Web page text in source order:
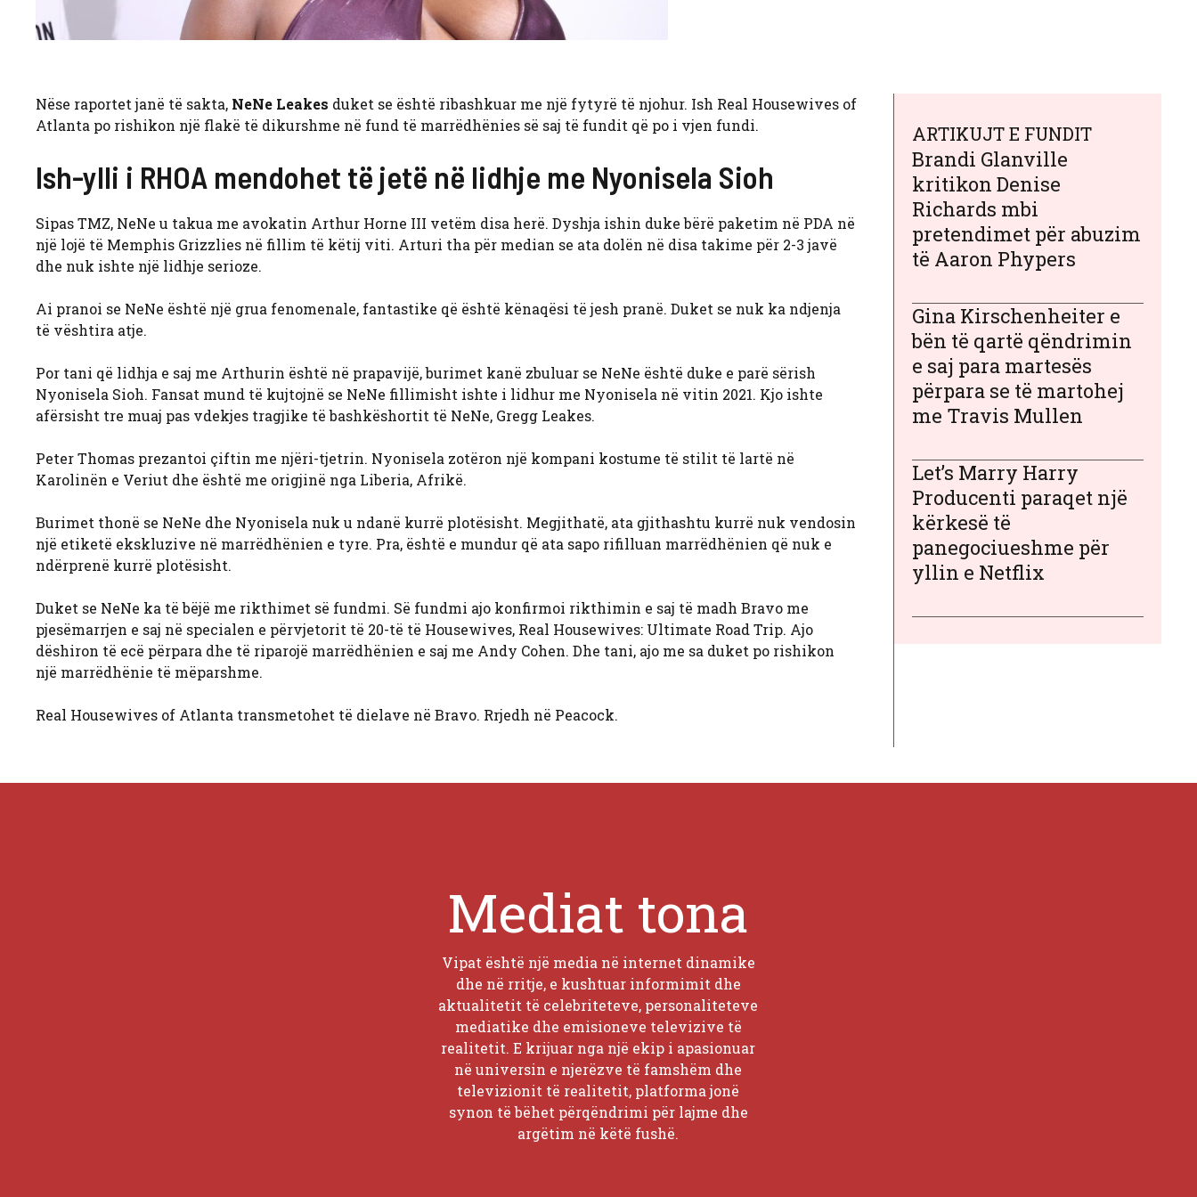
Nëse raportet janë të sakta, NeNe Leakes duket se është ribashkuar me një fytyrë të njohur. Ish Real Housewives of
Atlanta po rishikon një flakë të dikurshme në fund të marrëdhënies së saj të fundit që po i vjen fundi.
Ish-ylli i RHOA mendohet të jetë në lidhje me Nyonisela Sioh
Sipas TMZ, NeNe u takua me avokatin Arthur Horne III vetëm disa herë. Dyshja ishin duke bërë paketim në PDA në
një lojë të Memphis Grizzlies në fillim të këtij viti. Arturi tha për median se ata dolën në disa takime për 2-3 javë
dhe nuk ishte një lidhje serioze.
Ai pranoi se NeNe është një grua fenomenale, fantastike që është kënaqësi të jesh pranë. Duket se nuk ka ndjenja
të vështira atje.
Por tani që lidhja e saj me Arthurin është në prapavijë, burimet kanë zbuluar se NeNe është duke e parë sërish
Nyonisela Sioh. Fansat mund të kujtojnë se NeNe fillimisht ishte i lidhur me Nyonisela në vitin 2021. Kjo ishte
afërsisht tre muaj pas vdekjes tragjike të bashkëshortit të NeNe, Gregg Leakes.
Peter Thomas prezantoi çiftin me njëri-tjetrin. Nyonisela zotëron një kompani kostume të stilit të lartë në
Karolinën e Veriut dhe është me origjinë nga Liberia, Afrikë.
Burimet thonë se NeNe dhe Nyonisela nuk u ndanë kurrë plotësisht. Megjithatë, ata gjithashtu kurrë nuk vendosin
një etiketë ekskluzive në marrëdhënien e tyre. Pra, është e mundur që ata sapo rifilluan marrëdhënien që nuk e
ndërprenë kurrë plotësisht.
Duket se NeNe ka të bëjë me rikthimet së fundmi. Së fundmi ajo konfirmoi rikthimin e saj të madh Bravo me
pjesëmarrjen e saj në specialen e përvjetorit të 20-të të Housewives, Real Housewives: Ultimate Road Trip. Ajo
dëshiron të ecë përpara dhe të riparojë marrëdhënien e saj me Andy Cohen. Dhe tani, ajo me sa duket po rishikon
një marrëdhënie të mëparshme.
Real Housewives of Atlanta transmetohet të dielave në Bravo. Rrjedh në Peacock.
ARTIKUJT E FUNDIT
Brandi Glanville
kritikon Denise
Richards mbi
pretendimet për abuzim
të Aaron Phypers
Gina Kirschenheiter e
bën të qartë qëndrimin
e saj para martesës
përpara se të martohej
me Travis Mullen
Let’s Marry Harry
Producenti paraqet një
kërkesë të
panegociueshme për
yllin e Netflix
Mediat tona
Vipat është një media në internet dinamike
dhe në rritje, e kushtuar informimit dhe
aktualitetit të celebriteteve, personaliteteve
mediatike dhe emisioneve televizive të
realitetit. E krijuar nga një ekip i apasionuar
në universin e njerëzve të famshëm dhe
televizionit të realitetit, platforma jonë
synon të bëhet përqëndrimi për lajme dhe
argëtim në këtë fushë.